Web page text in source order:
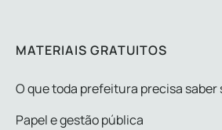
MATERIAIS GRATUITOS
O que toda prefeitura precisa saber
Papel e gestão pública